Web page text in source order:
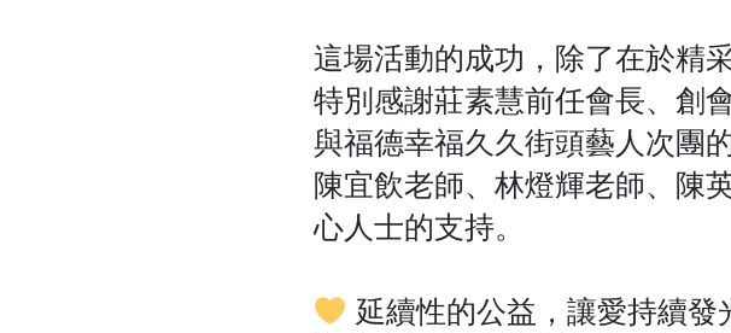
這場活動的成功，除了在於精
特別感謝莊素慧前任會長、創
與福德幸福久久街頭藝人次團
陳宜飲老師、林燈輝老師、陳
心人士的支持。
延續性的公益，讓愛持續發